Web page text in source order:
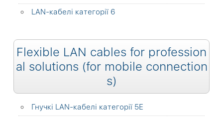
LAN-кабелі категорії 6
Flexible LAN cables for profession
al solutions (for mobile connection
s)
Гнучкі LAN-кабелі категорії 5Е